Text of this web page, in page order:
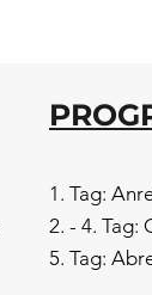
1. Tag:
2. - 4. Tag:
5. Tag: